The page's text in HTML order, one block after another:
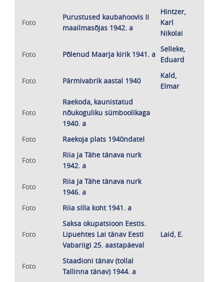
Foto
Purustused kaubahoovis II
maailmasõjas 1942. a
Hintzer,
Karl
Nikolai
Foto Põlenud Maarja kirik 1941. a
Selleke,
Eduard
Foto Pärmivabrik aastal 1940
Kald,
Elmar
Foto
Raekoda, kaunistatud
nõukoguliku sümboolikaga
1940. a
Foto
Raekoja plats 1940ndatel
Foto
Riia ja Tähe tänava nurk
1942. a
Foto
Riia ja Tähe tänava nurk
1946. a
Foto
Riia silla koht 1941. a
Foto
Saksa okupatsioon Eestis.
Lipuehtes Lai tänav Eesti
Vabariigi 25. aastapäeval
Laid, E.
Foto
Staadioni tänav (tollal
Tallinna tänav) 1944. a